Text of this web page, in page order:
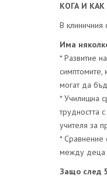
КОГА И КАК
В клиничния
Има
* Развитие
симптомите,
могат да
* Училищна
трудността
учителя за
* Сравнение
между деца
Защо след